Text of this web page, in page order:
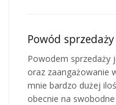
Powód sprzedaży
Powodem sprzedaży
oraz zaangażowanie
mnie bardzo dużej
obecnie na